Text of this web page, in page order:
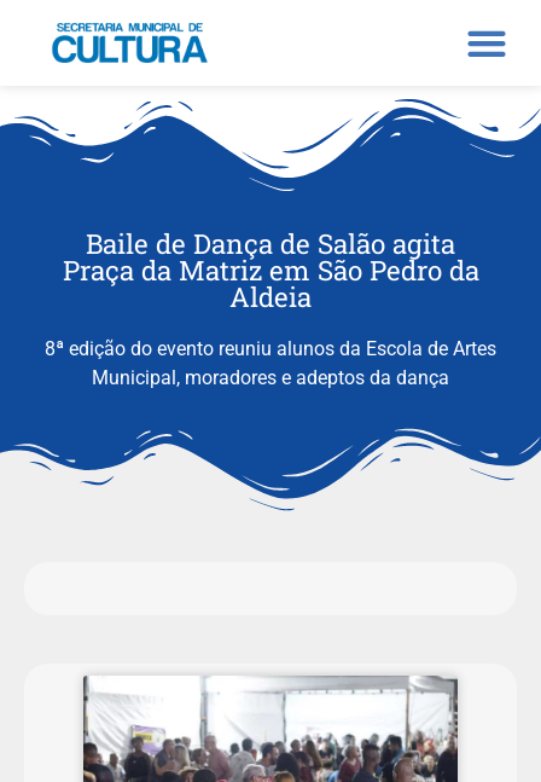
Baile de Dança de Salão agita
Praça da Matriz em São Pedro da
Aldeia
8ª edição do evento reuniu alunos da Escola de Artes
Municipal, moradores e adeptos da dança